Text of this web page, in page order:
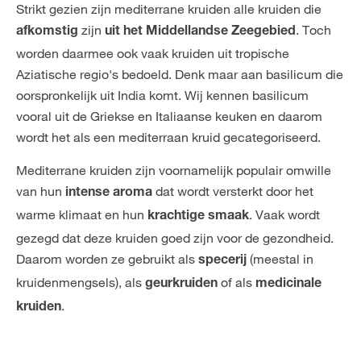
Strikt gezien zijn mediterrane kruiden alle kruiden die
afkomstig zijn uit het Middellandse Zeegebied. Toch
worden daarmee ook vaak kruiden uit tropische
Aziatische regio's bedoeld. Denk maar aan basilicum die
oorspronkelijk uit India komt. Wij kennen basilicum
vooral uit de Griekse en Italiaanse keuken en daarom
wordt het als een mediterraan kruid gecategoriseerd.
Mediterrane kruiden zijn voornamelijk populair omwille
van hun intense aroma dat wordt versterkt door het
warme klimaat en hun krachtige smaak. Vaak wordt
gezegd dat deze kruiden goed zijn voor de gezondheid.
Daarom worden ze gebruikt als specerij (meestal in
kruidenmengsels), als geurkruiden of als medicinale
kruiden.